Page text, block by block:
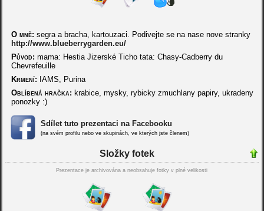
O mně: segra a bracha, kartouzaci. Podivejte se na nase nove stranky
http://www.blueberrygarden.eu/
Původ: mama: Hestia Jizerské Ticho tata: Chasy-Cadberry du
Chevrefeuille
Krmení: IAMS, Purina
Oblíbená hračka: krabice, mysky, rybicky zmuchlany papiry, ukradeny
ponozky :)
Sdílet tuto prezentaci na Facebooku
(na svém profilu nebo ve skupinách, ve kterých jste členem)
Složky fotek
Prezentace je archivována a neobsahuje fotky v plné velikosti